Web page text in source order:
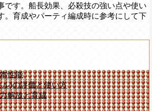
です。船長効果、必殺技の強い点や使い
。育成やパーティ編成時に参考にして下
性能
)の評価と使い方
解放と育成